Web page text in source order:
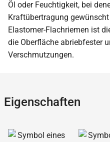
Öl oder Feuchtigkeit, bei
Kraftübertragung
Elastomer-Flachriemen ist
die Oberfläche abriebfester
Verschmutzungen.
Eigenschaften